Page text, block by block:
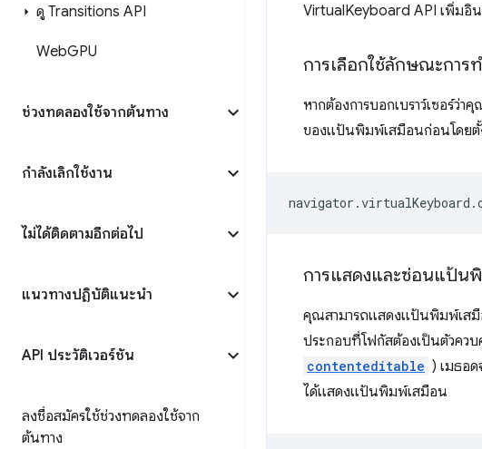
ดู Transitions API
WebGPU
ช่วงทดลองใช้จากต้นทาง
กำลังเลิกใช้งาน
ไม่ได้ติดตามอีกต่อไป
แนวทางปฏิบัติแนะนำ
API ประวัติเวอร์ชัน
ลงชื่อสมัครใช้ช่วงทดลองใช้จาก
ต้นทาง
VirtualKeyboard API เพิ่มอิน
การเลือกใช้ลักษณะกา
หากต้องการบอกเบราว์เซอร์
ของแป้นพิมพ์เสมือนก่อนโดยตั้
navigator .virtualKeyboard .
การแสดงและซ่อนแป้น
คุณสามารถแสดงแป้นพิมพ์เสมื
ประกอบที่โฟกัสต้องเป็นตัวคว
contenteditable ) เมธอ
ได้แสดงแป้นพิมพ์เสมือน